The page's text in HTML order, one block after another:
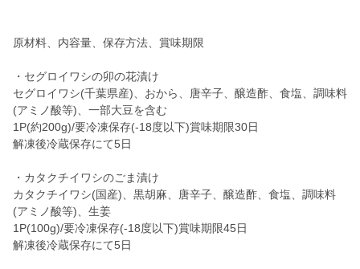
原材料、内容量、保存方法、賞味期限
・セグロイワシの卯の花漬け
セグロイワシ(千葉県産)、おから、唐辛子、醸造酢、食塩、調味料
(アミノ酸等)、一部大豆を含む
1P(約200g)/要冷凍保存(-18度以下)賞味期限30日
解凍後冷蔵保存にて5日
・カタクチイワシのごま漬け
カタクチイワシ(国産)、黒胡麻、唐辛子、醸造酢、食塩、調味料
(アミノ酸等)、生姜
1P(100g)/要冷凍保存(-18度以下)賞味期限45日
解凍後冷蔵保存にて5日